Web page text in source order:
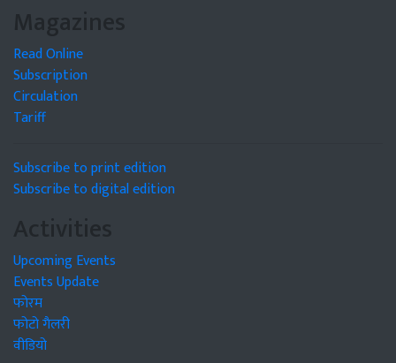
Magazines
Read Online
Subscription
Circulation
Tariff
Subscribe to print edition
Subscribe to digital edition
Activities
Upcoming Events
Events Update
फोरम
फोटो गैलरी
वीडियो